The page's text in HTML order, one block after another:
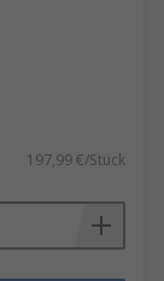
197,99 €/Stück